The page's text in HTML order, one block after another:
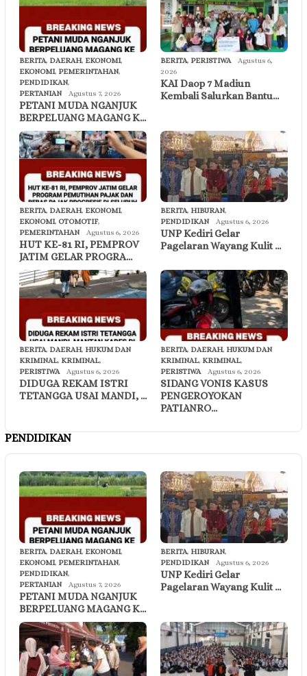
BERITA, DAERAH, EKONOMI,
EKONOMI, PEMERINTAHAN,
PENDIDIKAN,
PERTANIAN
Agustus 7, 2026
PETANI MUDA NGANJUK
BERPELUANG MAGANG K…
BERITA, PERISTIWA
Agustus 6,
2026
KAI Daop 7 Madiun
Kembali Salurkan Bantu…
BERITA, DAERAH, EKONOMI,
EKONOMI, OTOMOTIF,
PEMERINTAHAN
Agustus 6, 2026
HUT KE-81 RI, PEMPROV
JATIM GELAR PROGRA…
BERITA, HIBURAN,
PENDIDIKAN
Agustus 6, 2026
UNP Kediri Gelar
Pagelaran Wayang Kulit …
BERITA, DAERAH, HUKUM DAN
KRIMINAL, KRIMINAL,
PERISTIWA
Agustus 6, 2026
DIDUGA REKAM ISTRI
TETANGGA USAI MANDI, …
BERITA, DAERAH, HUKUM DAN
KRIMINAL, KRIMINAL,
PERISTIWA
Agustus 6, 2026
SIDANG VONIS KASUS
PENGEROYOKAN
PATIANRO…
PENDIDIKAN
BERITA, DAERAH, EKONOMI,
EKONOMI, PEMERINTAHAN,
PENDIDIKAN,
PERTANIAN
Agustus 7, 2026
PETANI MUDA NGANJUK
BERPELUANG MAGANG K…
BERITA, HIBURAN,
PENDIDIKAN
Agustus 6, 2026
UNP Kediri Gelar
Pagelaran Wayang Kulit …